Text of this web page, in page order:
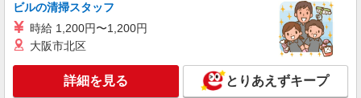
ビルの清掃スタッフ
時給 1,200円〜1,200円
大阪市北区
詳細を見る とりあえずキープ